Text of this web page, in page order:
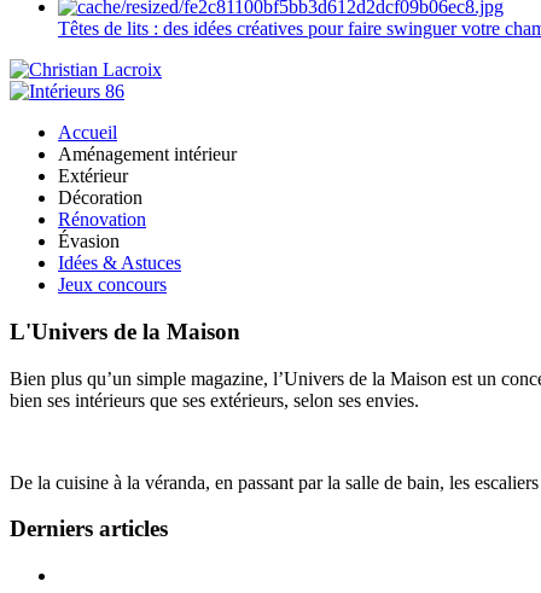
Têtes de lits : des idées créatives pour faire swinguer votre
Accueil
Aménagement intérieur
Extérieur
Décoration
Rénovation
Évasion
Idées & Astuces
Jeux concours
L'Univers de la Maison
Bien plus qu’un simple magazine, l’Univers de la Maison est un
bien ses intérieurs que ses extérieurs, selon ses envies.
De la cuisine à la véranda, en passant par la salle de bain, les
Derniers articles